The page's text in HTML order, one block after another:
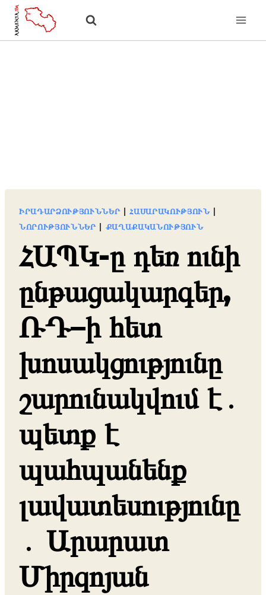
Skip
ԻՐԱԴԱՐՁՈՒԹՅՈՒՆՆԵՐ|ՀԱՍԱՐԱԿՈՒԹՅՈՒՆ|
ՆՈՐՈՒԹՅՈՒՆՆԵՐ| ՔԱՂԱՔԱԿԱՆՈՒԹՅՈՒՆ
ՀԱՊԿ-ը դեռ ունի
ընթացակարգեր,
ՌԴ–ի հետ
խոսակցությունը
շարունակվում է․
պետք է
պահպանենք
լավատեսությունը
․ Արարատ
Միրզոյան